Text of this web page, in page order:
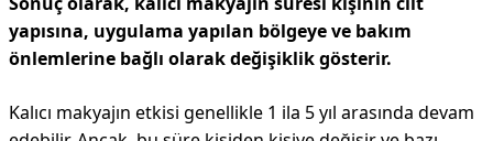
yapısına, uygulama yapılan bölgeye ve bakım
önlemlerine bağlı olarak değişiklik gösterir.
Kalıcı makyajın etkisi genellikle 1 ila 5 yıl arasında devam